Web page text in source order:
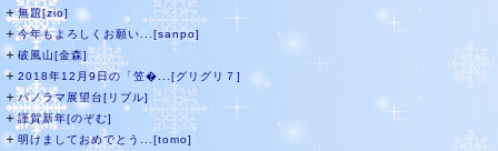
＋無題[zio]
＋今年もよろしくお願い...[sanpo]
＋ 破風山[金森]
＋ 2018年12月9日の「笠�...[グリグリ７]
＋パノラマ展望台[リブル]
＋謹賀新年[のぞむ]
＋ 明けましておめでとう...[tomo]